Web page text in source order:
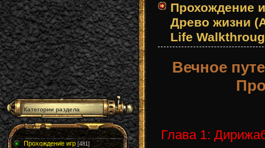
Категории раздела
Прохождение игр [481]
Прохождение
Древо жизни
Life
Вечное
Глава 1: